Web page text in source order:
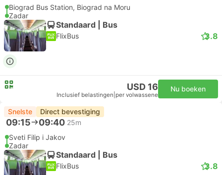
Biograd Bus Station, Biograd na Moru
Zadar
Standaard | Bus
FlixBus 3.8
USD 16
Inclusief belastingen per volwassene
Nu boeken
Snelste Direct bevestiging
09:15 09:40 25m
Sveti Filip i Jakov
Zadar
Standaard | Bus
FlixBus 3.8